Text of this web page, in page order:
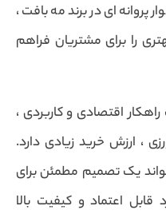
پروانه ای در برند مه بافت ،
را برای مشتریان فراهم
اقتصادی و کاربردی ،
، ارزش خرید زیادی دارد.
یک تصمیم مطمئن برای
اعتماد و کیفیت بالا